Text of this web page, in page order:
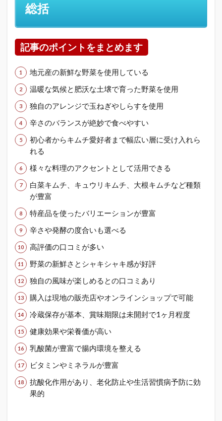
総括
記事のポイントをまとめます
地元産の新鮮な野菜を使用している
温暖な気候と肥沃な土壌で育った野菜を使用
独自のアレンジで玉ねぎやしらすを使用
辛さのバランスが絶妙で食べやすい
初心者からキムチ愛好者まで幅広い層に受け入れら
れる
様々な料理のアクセントとして活用できる
白菜キムチ、キュウリキムチ、大根キムチなど種類
が豊富
特産品を使ったバリエーションが豊富
辛さや発酵の度合いも選べる
高評価の口コミが多い
野菜の新鮮さとシャキシャキ感が好評
独自の風味が楽しめるとの口コミあり
購入は現地の販売店やオンラインショップで可能
冷蔵保存が基本、賞味期限は未開封で1ヶ月程度
健康効果や栄養価が高い
乳酸菌が豊富で腸内環境を整える
ビタミンやミネラルが豊富
抗酸化作用があり、老化防止や生活習慣病予防に効
果的